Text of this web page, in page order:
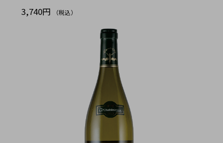
3,740円
（税込）